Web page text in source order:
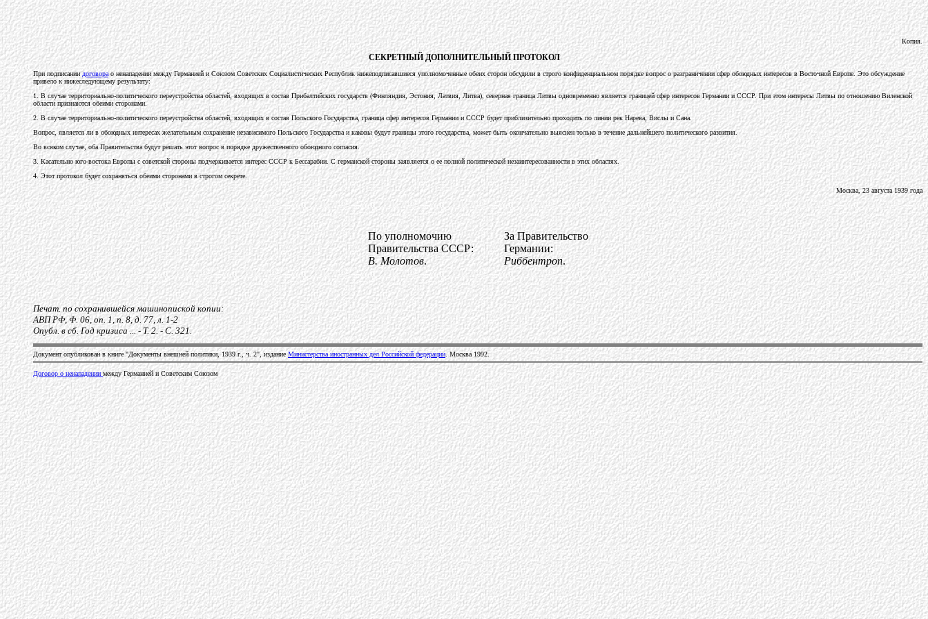
Копия.
СЕКРЕТНЫЙ ДОПОЛНИТЕЛЬНЫЙ ПРОТОКОЛ
При подписаниидоговорао ненападении между Германией и Союзом Советских Социалистических Республик нижеподписавшиеся уполномоченные обеих сторон обсудили в строго конфиденциальном порядке вопрос о разграничении сфер обоюдных интересов в Восточной Европе. Это обсуждение
привело к нижеследующему результату:
1. В случае территориально-политического переустройства областей, входящих в состав Прибалтийских государств (Финляндия, Эстония, Латвия, Литва), северная граница Литвы одновременно является границей сфер интересов Германии и СССР. При этом интересы Литвы по отношению Виленской
области признаются обеими сторонами.
2. В случае территориально-политического переустройства областей, входящих в состав Польского Государства, граница сфер интересов Германии и СССР будет приблизительно проходить по линии рек Нарева, Вислы и Сана.
Вопрос, является ли в обоюдных интересах желательным сохранение независимого Польского Государства и каковы будут границы этого государства, может быть окончательно выяснен только в течение дальнейшего политического развития.
Во всяком случае, оба Правительства будут решать этот вопрос в порядке дружественного обоюдного согласия.
3. Касательно юго-востока Европы с советской стороны подчеркивается интерес СССР к Бессарабии. С германской стороны заявляется о ее полной политической незаинтересованности в этих областях.
4. Этот протокол будет сохраняться обеими сторонами в строгом секрете.
Москва, 23 августа 1939 года
По уполномочию
Правительства СССР:
В. Молотов.
За Правительство
Германии:
Риббентроп.
Печат. по сохранившейся машинопиской копии:
АВП РФ, Ф. 06, оп. 1, п. 8, д. 77, л. 1-2
Опубл. в сб. Год кризиса ... - Т. 2. - С. 321.
Документ опубликован в книге "Документы внешней политики, 1939 г., ч. 2", изданиеМинистерства иностранных дел Российской федерации. Москва 1992.
Договор о ненападениимежду Германией и Советским Союзом